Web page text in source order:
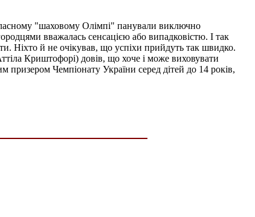
"шаховому Олімпі" панували виключно
вважалась сенсацією або випадковістю. І так
Ніхто й не очікував, що успіхи прийдуть так швидко.
Криштофорі) довів, що хоче і може виховувати
призером Чемпіонату України серед дітей до 14 років,